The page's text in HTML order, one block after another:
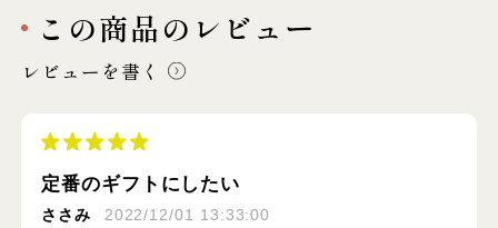
この商品のレビュー
レビューを書く
定番のギフトにしたい
ささみ
2022/12/01 13:33:00